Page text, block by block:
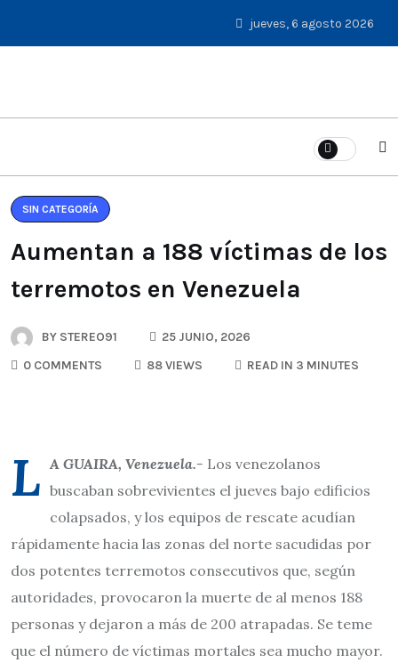
jueves, 6 agosto 2026
SIN CATEGORÍA
Aumentan a 188 víctimas de los
terremotos en Venezuela
BY STEREO91
25 JUNIO, 2026
0 COMMENTS
88 VIEWS READ IN 3 MINUTES
L A GUAIRA, Venezuela.- Los venezolanos
buscaban sobrevivientes el jueves bajo edificios
colapsados, y los equipos de rescate acudían
rápidamente hacia las zonas del norte sacudidas por
dos potentes terremotos consecutivos que, según
autoridades, provocaron la muerte de al menos 188
personas y dejaron a más de 200 atrapadas. Se teme
que el número de víctimas mortales sea mucho mayor.